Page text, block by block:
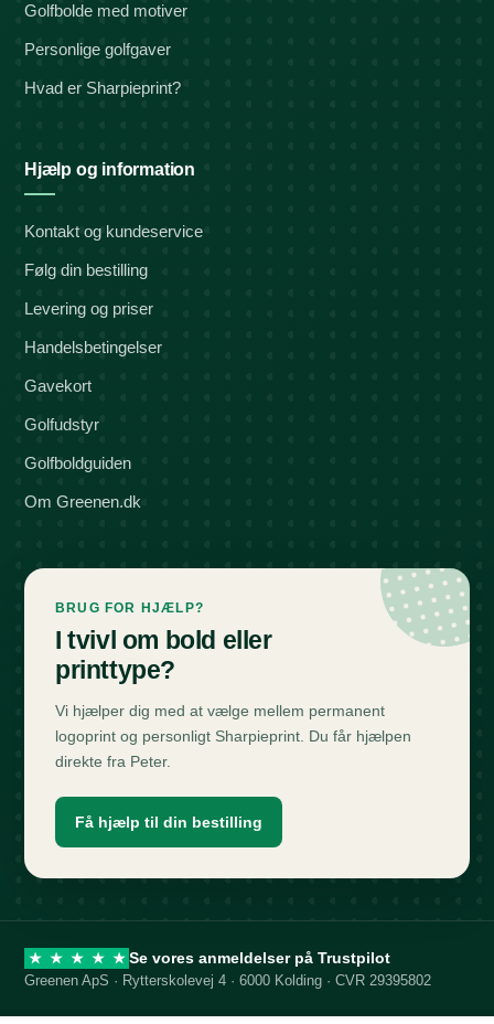
Golfbolde med motiver
Personlige golfgaver
Hvad er Sharpieprint?
Hjælp og information
Kontakt og kundeservice
Følg din bestilling
Levering og priser
Handelsbetingelser
Gavekort
Golfudstyr
Golfboldguiden
Om Greenen.dk
BRUG FOR HJÆLP?
I tvivl om bold eller
printtype?
Vi hjælper dig med at vælge mellem permanent
logoprint og personligt Sharpieprint. Du får hjælpen
direkte fra Peter.
Få hjælp til din bestilling
Greenen ApS · Rytterskolevej 4 · 6000 Kolding · CVR 29395802
★ ★ ★ ★ ★ Se vores anmeldelser på Trustpilot